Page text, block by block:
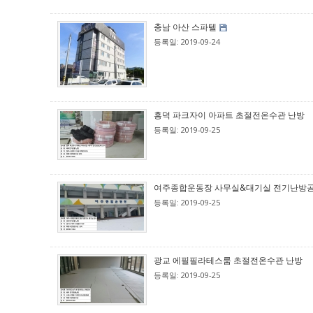
충남 아산 스파텔
등록일: 2019-09-24
흥덕 파크자이 아파트 초절전온수관 난방
등록일: 2019-09-25
여주종합운동장 사무실&대기실 전기난방
등록일: 2019-09-25
광교 에필필라테스룸 초절전온수관 난방
등록일: 2019-09-25